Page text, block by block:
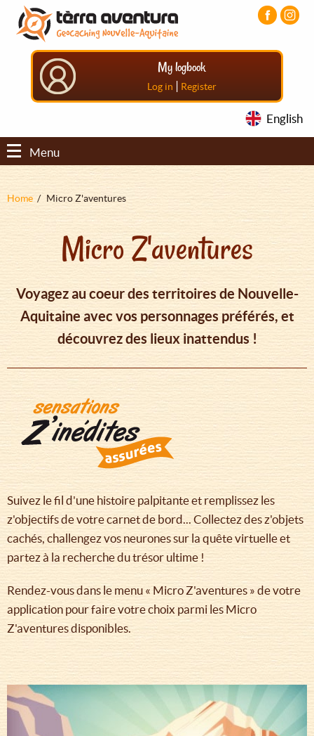
Aller
contenu
principal
Aller
menu
principal
Aller
pied
My logbook
Log in | Register
English
Menu
Fil
Home Micro Z'aventures
Micro Z'aventures
Voyagez au coeur des territoires de Nouvelle-
Aquitaine avec vos personnages préférés, et
découvrez des lieux inattendus !
Suivez le fil d'une histoire palpitante et remplissez les
z'objectifs de votre carnet de bord... Collectez des z'objets
cachés, challengez vos neurones sur la quête virtuelle et
partez à la recherche du trésor ultime !
Rendez-vous dans le menu « Micro Z'aventures » de votre
application pour faire votre choix parmi les Micro
Z'aventures disponibles.